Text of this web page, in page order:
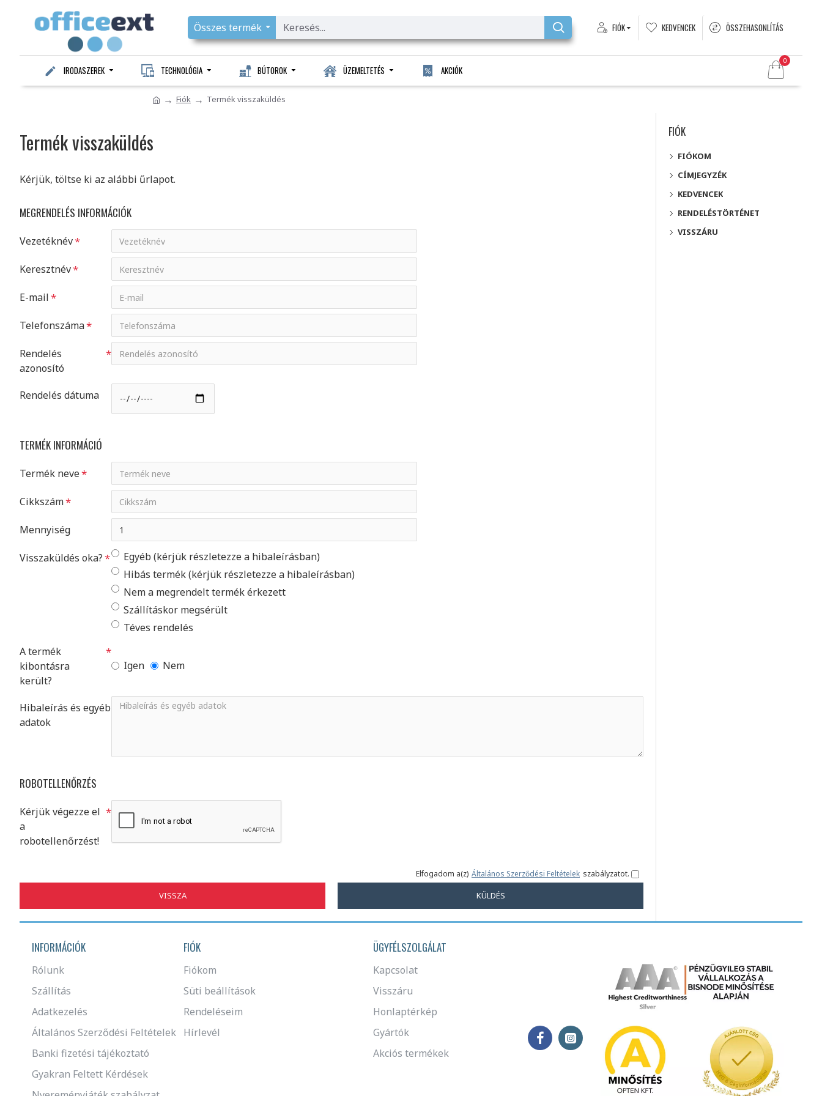
Összes termék FIÓK KEDVENCEK ÖSSZEHASONLÍTÁS
IRODASZEREK TECHNOLÓGIA BÚTOROK ÜZEMELTETÉS AKCIÓK
0
Fiók Termék visszaküldés
Termék visszaküldés
Kérjük, töltse ki az alábbi űrlapot.
MEGRENDELÉS INFORMÁCIÓK
Vezetéknév
Keresztnév
E-mail
Telefonszáma
Rendelés
azonosító
Rendelés dátuma
TERMÉK INFORMÁCIÓ
Termék neve
Cikkszám
Mennyiség
Visszaküldés oka?
Egyéb (kérjük részletezze a hibaleírásban)
Hibás termék (kérjük részletezze a hibaleírásban)
Nem a megrendelt termék érkezett
Szállításkor megsérült
Téves rendelés
A termék
kibontásra
került?
Igen Nem
Hibaleírás és egyéb
adatok
ROBOTELLENŐRZÉS
Kérjük végezze el
a
robotellenőrzést!
VISSZA
Elfogadom a(z) Általános Szerződési Feltételek szabályzatot.
KÜLDÉS
FIÓK
FIÓKOM
CÍMJEGYZÉK
KEDVENCEK
RENDELÉSTÖRTÉNET
VISSZÁRU
INFORMÁCIÓK
Rólunk
Szállítás
Adatkezelés
Általános Szerződési Feltételek
Banki fizetési tájékoztató
Gyakran Feltett Kérdések
FIÓK
Fiókom
Süti beállítások
Rendeléseim
Hírlevél
ÜGYFÉLSZOLGÁLAT
Kapcsolat
Visszáru
Honlaptérkép
Gyártók
Akciós termékek